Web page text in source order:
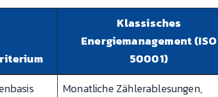
Klassisches
Energiemanagement (ISO
50001)
Monatliche Zählerablesungen,